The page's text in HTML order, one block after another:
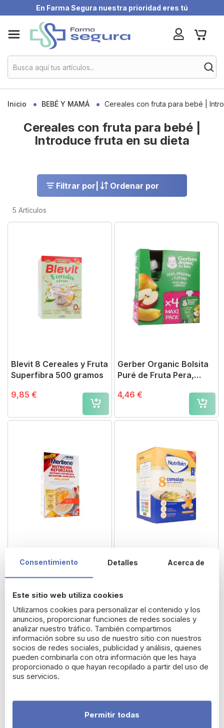
En Farma Segura nuestra prioridad eres tú
to
Content
My
Inicio BEBÉ Y MAMÁ Cereales con fruta para bebé |
Cereales con fruta para bebé |
Introduce fruta en su dieta
5 Artículos
Filtrar por Ordenar por
Blevit 8 Cereales y Fruta
Superfibra 500 gramos
9,85 €
Gerber Organic Bolsita
Puré de Fruta Pera,
Ahorro
4,46 €
Meritene Cereal Instant
7,50 €
Nutribén 8 Cereales con
5,45 €
Consentimiento Detalles Acerca de
Este sitio web utiliza cookies
Utilizamos cookies para personalizar el contenido y los
anuncios, proporcionar funciones de redes sociales y
analizar nuestro tráfico. También compartimos
información sobre su uso de nuestro sitio con nuestros
socios de redes sociales, publicidad y análisis, quienes
pueden combinarla con otra información que les haya
proporcionado o que hayan recopilado a partir del uso de
sus servicios.
Permitir todas